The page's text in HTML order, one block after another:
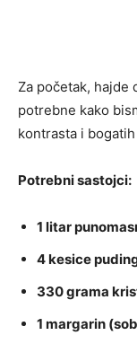
Za početak, hajde
potrebne kako
kontrasta i
Potrebni sastojci:
1 litar
4 kesice
330 grama
1 margarin